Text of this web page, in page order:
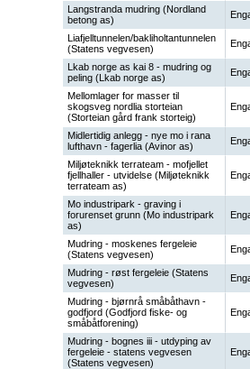
Langstranda mudring (Nordland
betong as)
Liafjelltunnelen/bakliholtantunnelen
(Statens vegvesen)
Lkab norge as kai 8 - mudring og
peling (Lkab norge as)
Mellomlager for masser til
skogsveg nordlia storteian
(Storteian gård frank storteig)
Midlertidig anlegg - nye mo i rana
lufthavn - fagerlia (Avinor as)
Miljøteknikk terrateam - mofjellet
fjellhaller - utvidelse (Miljøteknikk
terrateam as)
Mo industripark - graving i
forurenset grunn (Mo industripark
as)
Mudring - moskenes fergeleie
(Statens vegvesen)
Mudring - røst fergeleie (Statens
vegvesen)
Mudring - bjørnrå småbåthavn -
godfjord (Godfjord fiske- og
småbåtforening)
Mudring - bognes iii - utdyping av
fergeleie - statens vegvesen
(Statens vegvesen)